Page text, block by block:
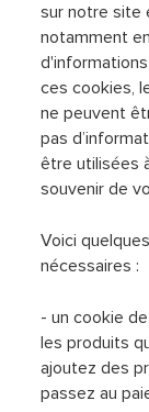
sur notre site
notamment
ces cookies,
ne peuvent
pas
être utilisées
souvenir de
Voici
nécessaires :
- un cookie
les produits
ajoutez des
passez au